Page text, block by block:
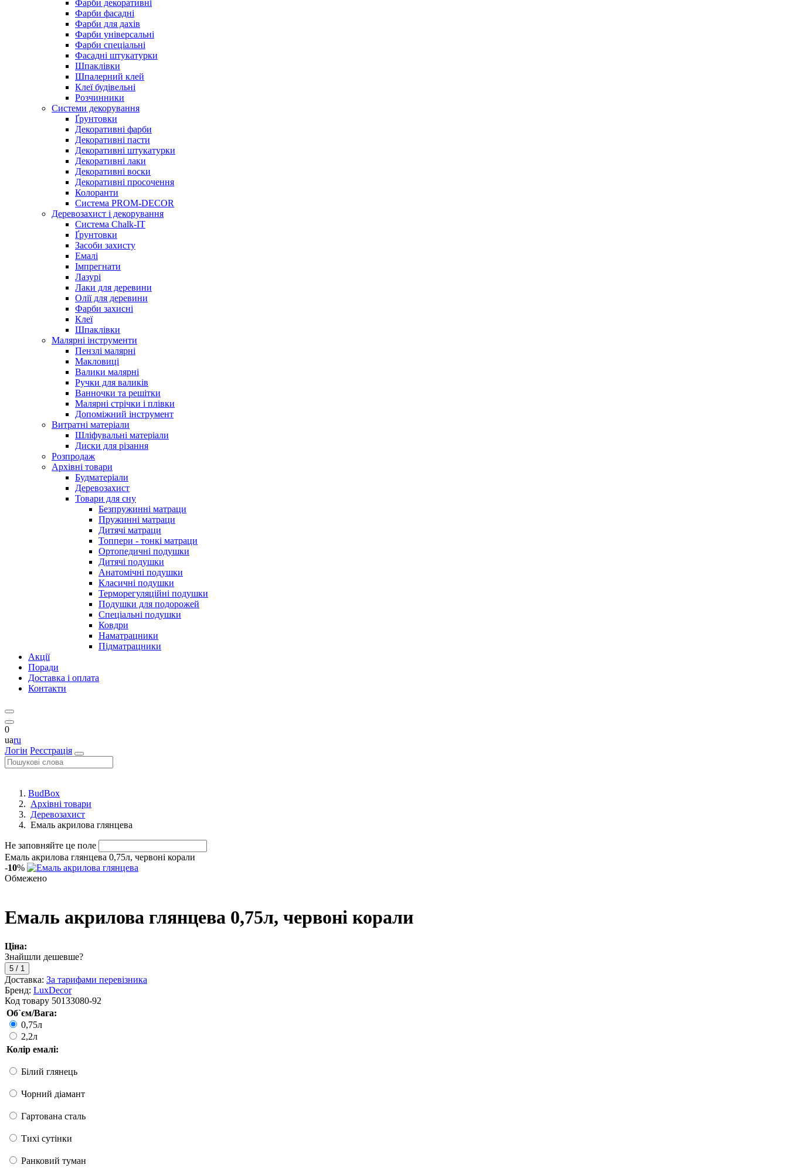
Фарби декоративні
Фарби фасадні
Фарби для дахів
Фарби універсальні
Фарби спеціальні
Фасадні штукатурки
Шпаклівки
Шпалерний клей
Клеї будівельні
Розчинники
Системи декорування
Ґрунтовки
Декоративні фарби
Декоративні пасти
Декоративні штукатурки
Декоративні лаки
Декоративні воски
Декоративні просочення
Колоранти
Система PROM-DECOR
Деревозахист і декорування
Система Chalk-IT
Ґрунтовки
Засоби захисту
Емалі
Імпрегнати
Лазурі
Лаки для деревини
Олії для деревини
Фарби захисні
Клеї
Шпаклівки
Малярні інструменти
Пензлі малярні
Макловиці
Валики малярні
Ручки для валиків
Ванночки та решітки
Малярні стрічки і плівки
Допоміжний інструмент
Витратні матеріали
Шліфувальні матеріали
Диски для різання
Розпродаж
Архівні товари
Будматеріали
Деревозахист
Товари для сну
Безпружинні матраци
Пружинні матраци
Дитячі матраци
Топпери - тонкі матраци
Ортопедичні подушки
Дитячі подушки
Анатомічні подушки
Класичні подушки
Терморегуляційні подушки
Подушки для подорожей
Спеціальні подушки
Ковдри
Наматрацники
Підматрацники
Акції
Поради
Доставка і оплата
Контакти
0
uaru
Логін Реєстрація
BudBox
Архівні товари
Деревозахист
Емаль акрилова глянцева
Не заповняйте це поле
Емаль акрилова глянцева 0,75л, червоні корали
-10%
Обмежено
Емаль акрилова глянцева 0,75л, червоні корали
Ціна:
Знайшли дешевше?
5 / 1
Доставка: За тарифами перевізника
Бренд: LuxDecor
Код товару 50133080-92
Об`єм/Вага:
0,75л
2,2л
Колір емалі:
Білий глянець
Чорний діамант
Гартована сталь
Тихі сутінки
Ранковий туман